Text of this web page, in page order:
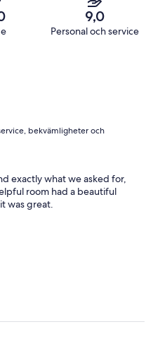
9,0
Personal och service
bekvämligheter och
exactly what we asked for,
room had a beautiful
was great.